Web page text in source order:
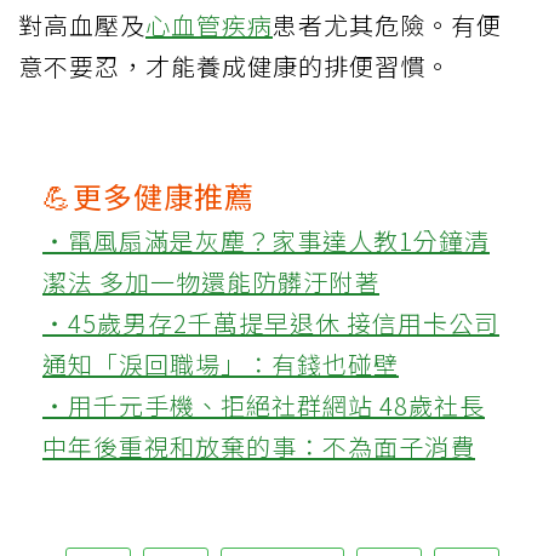
對高血壓及心血管疾病患者尤其危險。有便
意不要忍，才能養成健康的排便習慣。
💪更多健康推薦
‧電風扇滿是灰塵？家事達人教1分鐘清
潔法 多加一物還能防髒汙附著
‧45歲男存2千萬提早退休 接信用卡公司
通知「淚回職場」：有錢也碰壁
‧用千元手機、拒絕社群網站 48歲社長
中年後重視和放棄的事：不為面子消費